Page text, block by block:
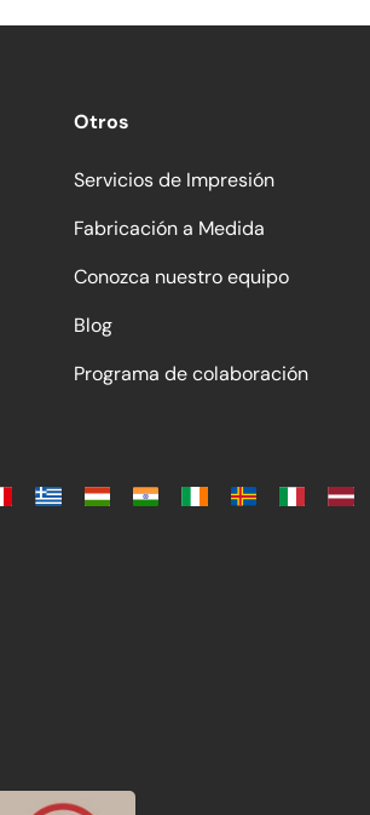
Otros
Servicios de Impresión
Fabricación a Medida
Conozca nuestro equipo
Blog
Programa de colaboración